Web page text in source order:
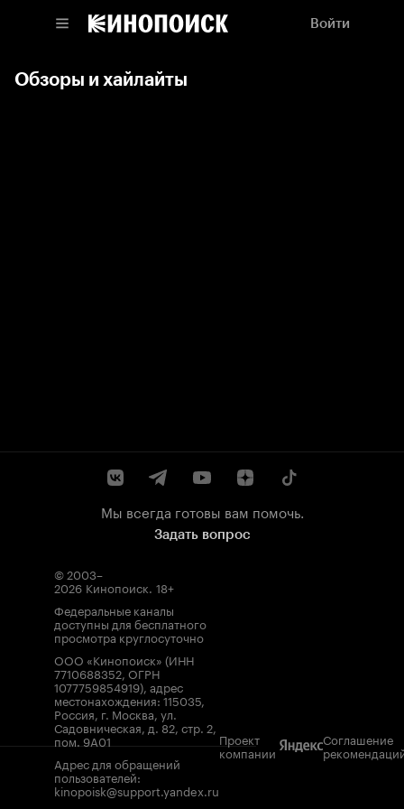
Войти
Обзоры и хайлайты
Мы всегда готовы вам помочь.
Задать вопрос
© 2003–
2026 Кинопоиск. 18+
Федеральные каналы
доступны для бесплатного
просмотра круглосуточно
ООО «Кинопоиск» (ИНН
7710688352, ОГРН
1077759854919), адрес
местонахождения: 115035,
Россия, г. Москва, ул.
Садовническая, д. 82, стр. 2,
пом. 9А01
Адрес для обращений
пользователей:
kinopoisk@support.yandex.ru
Проект
компании
Соглашение